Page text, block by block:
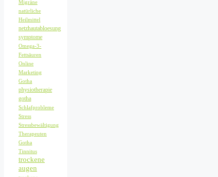
Migräne
natürliche
Heilmittel
netzhautabloesung
symptome
Omega-3-
Fettsäuren
Online
Marketing
Gotha
physiotherapie
gotha
Schlafprobleme
Stress
Stressbewältigung
Therapeuten
Gotha
Tinnitus
trockene
augen